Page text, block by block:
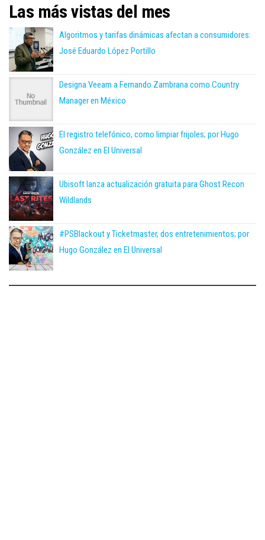
Las más vistas del mes
Algoritmos y tarifas dinámicas afectan a consumidores:
José Eduardo López Portillo
Designa Veeam a Fernando Zambrana como Country
Manager en México
El registro telefónico, como limpiar frijoles; por Hugo
González en El Universal
Ubisoft lanza actualización gratuita para Ghost Recon
Wildlands
#PSBlackout y Ticketmaster, dos entretenimientos; por
Hugo González en El Universal